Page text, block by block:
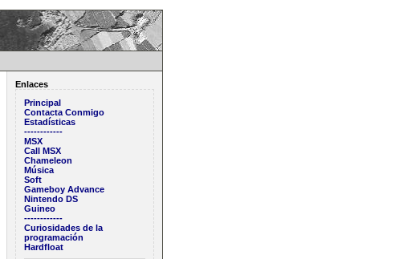
Enlaces
Principal
Contacta Conmigo
Estadísticas
------------
MSX
Call MSX
Chameleon
Música
Soft
Gameboy Advance
Nintendo DS
Guineo
------------
Curiosidades de la
programación
Hardfloat